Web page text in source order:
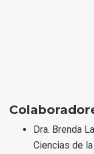
Dra. Brenda
Ciencias de